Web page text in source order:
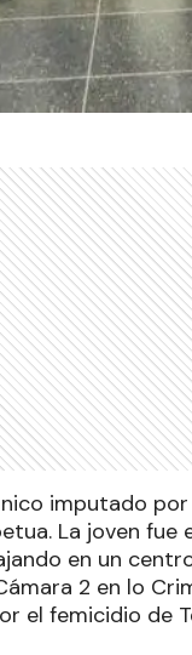
imputado
La joven
en un
2 en lo
el femicidio de